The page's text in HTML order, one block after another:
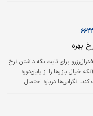
بهره
برای ثابت نگه داشتن نرخ
خیال بازارها را از پایان‌دوره
نگرانی‌ها درباره احتمال